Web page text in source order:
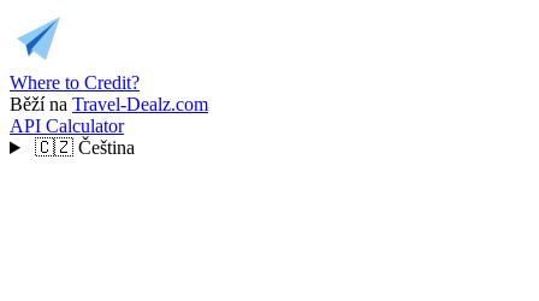
Where to Credit?
Běží na Travel-Dealz.com
API Calculator
🇨🇿 Čeština